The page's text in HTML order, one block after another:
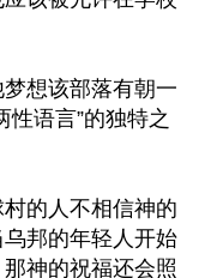
想该部落有朝一
性语言”的独特之
的人不相信神的
邦的年轻人开始
神的祝福还会照